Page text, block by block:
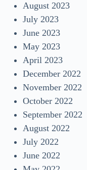
August 2023
July 2023
June 2023
May 2023
April 2023
December 2022
November 2022
October 2022
September 2022
August 2022
July 2022
June 2022